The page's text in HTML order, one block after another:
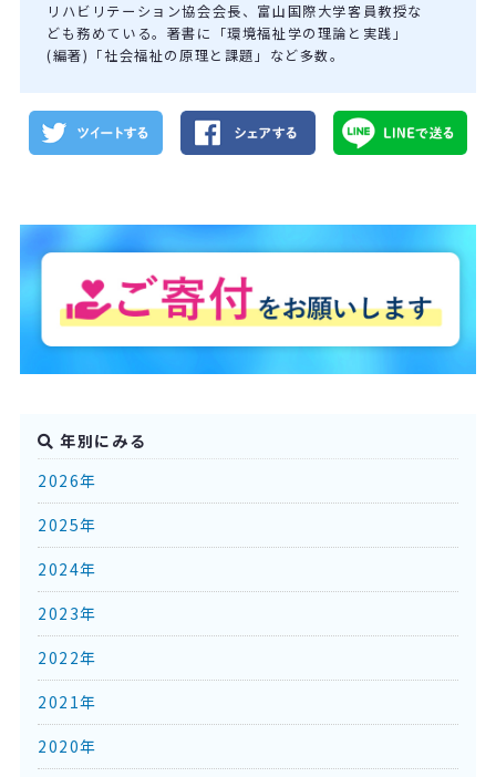
リハビリテーション協会会長、富山国際大学客員教授な
ども務めている。著書に「環境福祉学の理論と実践」
(編著)「社会福祉の原理と課題」など多数。
年別にみる
2026年
2025年
2024年
2023年
2022年
2021年
2020年